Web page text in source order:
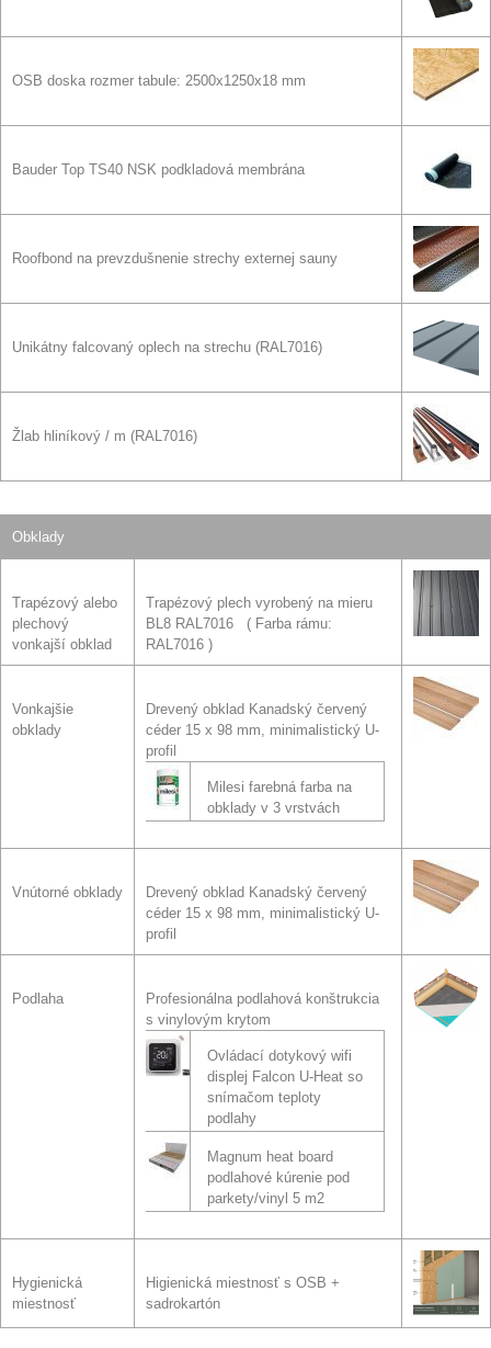
OSB doska rozmer tabule: 2500x1250x18 mm
Bauder Top TS40 NSK podkladová membrána
Roofbond na prevzdušnenie strechy externej sauny
Unikátny falcovaný oplech na strechu (RAL7016)
Žlab hliníkový / m (RAL7016)
Obklady
Trapézový alebo
plechový
vonkajší obklad
Trapézový plech vyrobený na mieru
BL8 RAL7016
Farba rámu:
RAL7016
Vonkajšie
obklady
Drevený obklad Kanadský červený
céder 15 x 98 mm, minimalistický U-
profil
Milesi farebná farba na
obklady v 3 vrstvách
Vnútorné obklady
Drevený obklad Kanadský červený
céder 15 x 98 mm, minimalistický U-
profil
Podlaha
Profesionálna podlahová konštrukcia
s vinylovým krytom
Ovládací dotykový wifi
displej Falcon U-Heat so
snímačom teploty
podlahy
Magnum heat board
podlahové kúrenie pod
parkety/vinyl 5 m2
Hygienická
miestnosť
Higienická miestnosť s OSB +
sadrokartón